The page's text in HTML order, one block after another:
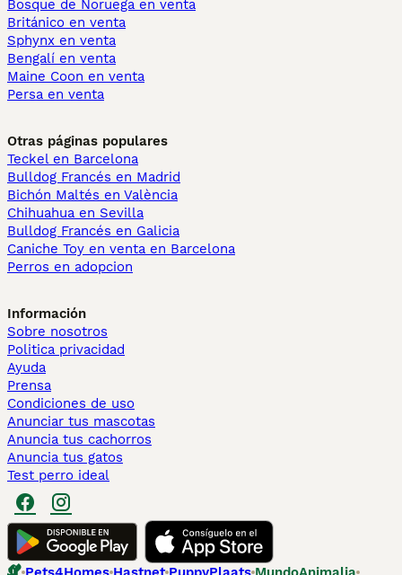
Bosque de Noruega en venta
Británico en venta
Sphynx en venta
Bengalí en venta
Maine Coon en venta
Persa en venta
Otras páginas populares
Teckel en Barcelona
Bulldog Francés en Madrid
Bichón Maltés en València
Chihuahua en Sevilla
Bulldog Francés en Galicia
Caniche Toy en venta en Barcelona
Perros en adopcion
Información
Sobre nosotros
Politica privacidad
Ayuda
Prensa
Condiciones de uso
Anunciar tus mascotas
Anuncia tus cachorros
Anuncia tus gatos
Test perro ideal